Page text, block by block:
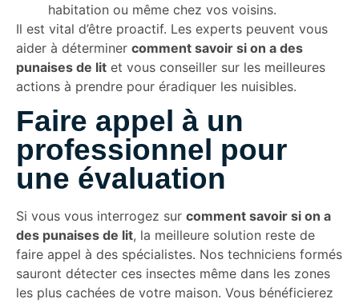
habitation ou même chez vos voisins.
Il est vital d’être proactif. Les experts peuvent vous
aider à déterminer comment savoir si on a des
punaises de lit et vous conseiller sur les meilleures
actions à prendre pour éradiquer les nuisibles.
Faire appel à un
professionnel pour
une évaluation
Si vous vous interrogez sur comment savoir si on a
des punaises de lit, la meilleure solution reste de
faire appel à des spécialistes. Nos techniciens formés
sauront détecter ces insectes même dans les zones
les plus cachées de votre maison. Vous bénéficierez